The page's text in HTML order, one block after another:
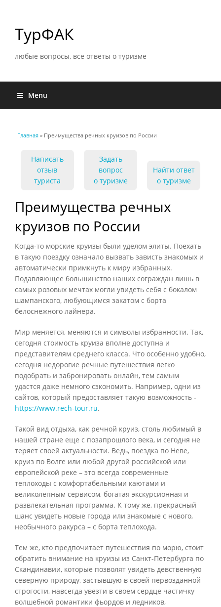
ТурФАК
любые вопросы, все ответы о туризме
Menu
Главная » Преимущества речных круизов по России
Написать
отзыв
туриста
Задать
вопрос
о туризме
Найти ответ
о туризме
Преимущества речных
круизов по России
Когда-то морские круизы были уделом элиты. Поехать
в такую поездку означало вызвать зависть знакомых и
автоматически примкнуть к миру избранных.
Подавляющее большинство наших сограждан лишь в
самых розовых мечтах могли увидеть себя с бокалом
шампанского, любующимся закатом с борта
белоснежного лайнера.
Мир меняется, меняются и символы избранности. Так,
сегодня стоимость круиза вполне доступна и
представителям среднего класса. Что особенно удобно,
сегодня недорогие речные путешествия легко
подобрать и забронировать онлайн, тем самым
удастся даже немного сэкономить. Например, одни из
сайтов, который предоставляет такую возможность -
https://www.rech-tour.ru.
Такой вид отдыха, как речной круиз, столь любимый в
нашей стране еще с позапрошлого века, и сегодня не
теряет своей актуальности. Ведь, поездка по Неве,
круиз по Волге или любой другой российской или
европейской реке – это всегда современные
теплоходы с комфортабельными каютами и
великолепным сервисом, богатая экскурсионная и
развлекательная программа. К тому же, прекрасный
шанс увидеть новые города или знакомые с нового,
необычного ракурса – с борта теплохода.
Тем же, кто предпочитает путешествия по морю, стоит
обратить внимание на круизы из Санкт-Петербурга по
Скандинавии, которые позволят увидеть девственную
северную природу, застывшую в своей первозданной
строгости, навсегда увезти в своем сердце частичку
волшебной романтики фьордов и ледников,